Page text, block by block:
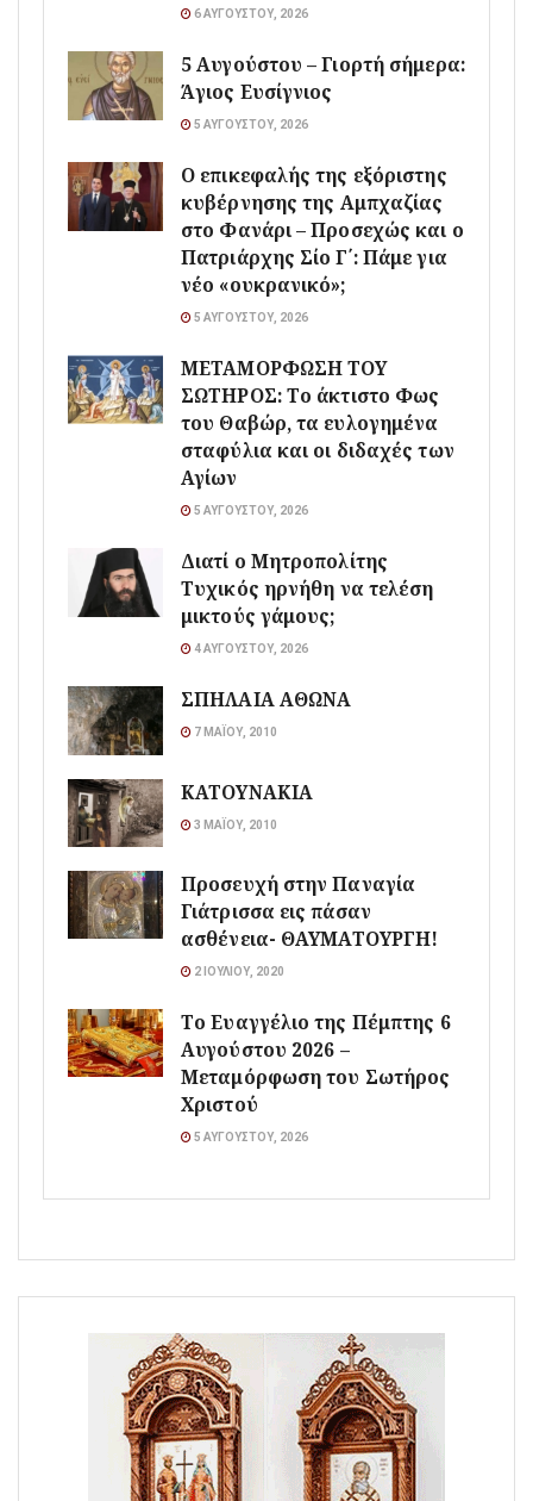
6 ΑΥΓΟΎΣΤΟΥ, 2026
5 Αυγούστου – Γιορτή σήμερα:
Άγιος Ευσίγνιος
5 ΑΥΓΟΎΣΤΟΥ, 2026
Ο επικεφαλής της εξόριστης
κυβέρνησης της Αμπχαζίας
στο Φανάρι – Προσεχώς και ο
Πατριάρχης Σίο Γ΄: Πάμε για
νέο «ουκρανικό»;
5 ΑΥΓΟΎΣΤΟΥ, 2026
ΜΕΤΑΜΟΡΦΩΣΗ ΤΟΥ
ΣΩΤΗΡΟΣ: Το άκτιστο Φως
του Θαβώρ, τα ευλογημένα
σταφύλια και οι διδαχές των
Αγίων
5 ΑΥΓΟΎΣΤΟΥ, 2026
Διατί ο Μητροπολίτης
Τυχικός ηρνήθη να τελέση
μικτούς γάμους;
4 ΑΥΓΟΎΣΤΟΥ, 2026
ΣΠΗΛΑΙΑ ΑΘΩΝΑ
7 ΜΑΪ́ΟΥ, 2010
ΚΑΤΟΥΝΑΚΙΑ
3 ΜΑΪ́ΟΥ, 2010
Προσευχή στην Παναγία
Γιάτρισσα εις πάσαν
ασθένεια- ΘΑΥΜΑΤΟΥΡΓΗ!
2 ΙΟΥΛΊΟΥ, 2020
Το Ευαγγέλιο της Πέμπτης 6
Αυγούστου 2026 –
Μεταμόρφωση του Σωτήρος
Χριστού
5 ΑΥΓΟΎΣΤΟΥ, 2026